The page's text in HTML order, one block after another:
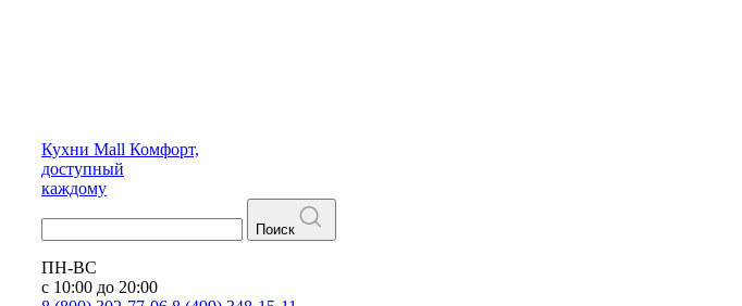
Кухни Mall Комфорт,
доступный
каждому
Поиск
ПН-ВС
с 10:00 до 20:00